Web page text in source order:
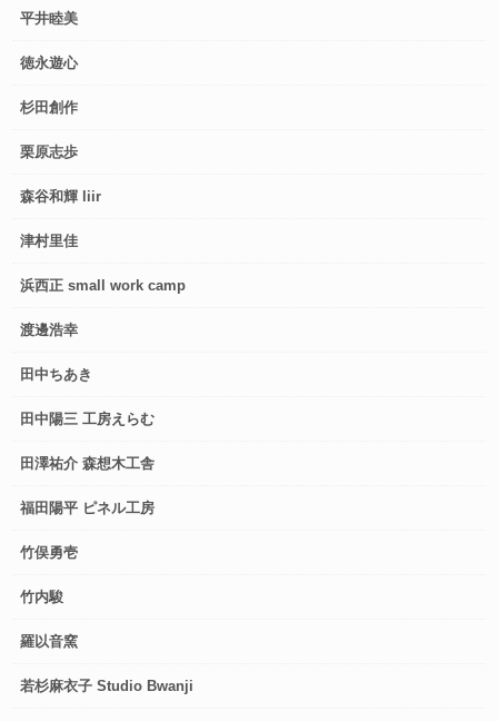
平井睦美
徳永遊心
杉田創作
栗原志歩
森谷和輝 liir
津村里佳
浜西正 small work camp
渡邊浩幸
田中ちあき
田中陽三 工房えらむ
田澤祐介 森想木工舎
福田陽平 ピネル工房
竹俣勇壱
竹内駿
羅以音窯
若杉麻衣子 Studio Bwanji